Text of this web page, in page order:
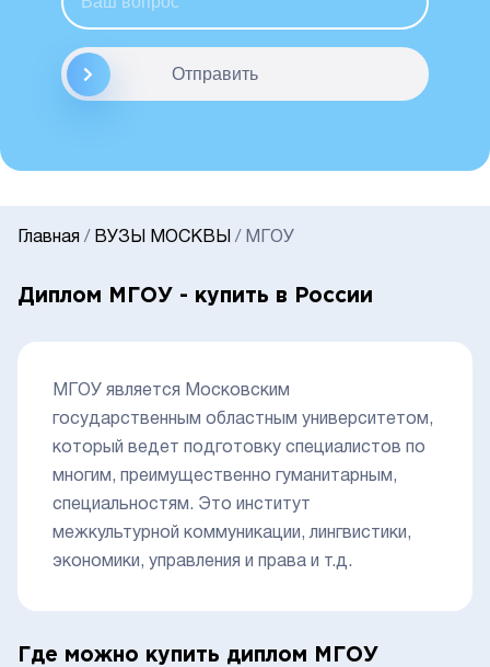
Отправить
Главная / ВУЗЫ МОСКВЫ / МГОУ
Диплом МГОУ - купить в России
МГОУ является Московским
государственным областным университетом,
который ведет подготовку специалистов по
многим, преимущественно гуманитарным,
специальностям. Это институт
межкультурной коммуникации, лингвистики,
экономики, управления и права и т.д.
Где можно купить диплом МГОУ